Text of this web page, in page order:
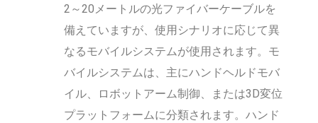
2～20メートルの光ファイバーケーブルを
備えていますが、使用シナリオに応じて異
なるモバイルシステムが使用されます。モ
バイルシステムは、主にハンドヘルドモバ
イル、ロボットアーム制御、または3D変位
プラットフォームに分類されます。ハンド